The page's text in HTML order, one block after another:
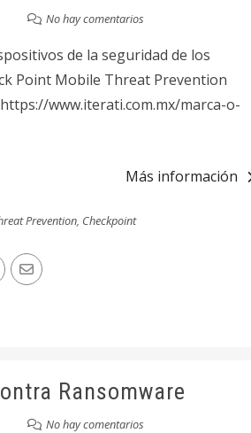
No hay comentarios
de la seguridad de los
Point Mobile Threat Prevention
www.iterati.com.mx/marca-o-
Más información
Prevention, Checkpoint
Ransomware
No hay comentarios